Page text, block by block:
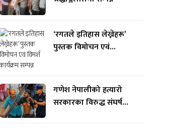
‘रगतले इतिहास लेख्नेहरू’
पुस्तक विमोचन एवं...
गणेश नेपालीको हत्यारो
सरकारका विरुद्ध संघर्ष...